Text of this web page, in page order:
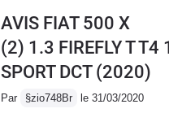
AVIS FIAT 500 X
(2) 1.3 FIREFLY T T4
SPORT DCT(2020)
Par §zio748Br le 31/03/2020